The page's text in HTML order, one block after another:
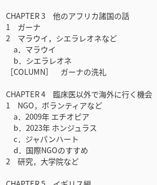
CHAPTER 3 他のアフリカ諸国の話
1 ガーナ
2 マラウイ，シエラレオネなど
a．マラウイ
b．シエラレオネ
［COLUMN］ ガーナの洗礼
CHAPTER 4 臨床医以外で海外に行く機会
1 NGO，ボランティアなど
a．2009年 エチオピア
b．2023年 ホンジュラス
c．ジャパンハート
d．国際NGOのすすめ
2 研究，大学院など